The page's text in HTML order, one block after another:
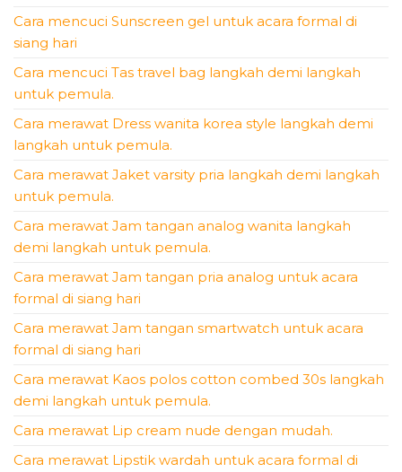
Cara mencuci Sunscreen gel untuk acara formal di
siang hari
Cara mencuci Tas travel bag langkah demi langkah
untuk pemula.
Cara merawat Dress wanita korea style langkah demi
langkah untuk pemula.
Cara merawat Jaket varsity pria langkah demi langkah
untuk pemula.
Cara merawat Jam tangan analog wanita langkah
demi langkah untuk pemula.
Cara merawat Jam tangan pria analog untuk acara
formal di siang hari
Cara merawat Jam tangan smartwatch untuk acara
formal di siang hari
Cara merawat Kaos polos cotton combed 30s langkah
demi langkah untuk pemula.
Cara merawat Lip cream nude dengan mudah.
Cara merawat Lipstik wardah untuk acara formal di